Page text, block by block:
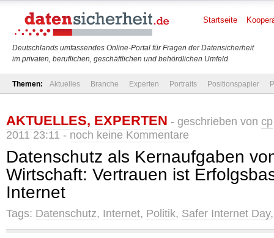
Deutschlands umfassendes Online-Portal für Fragen der Datensicherheit
im privaten, beruflichen, geschäftlichen und behördlichen Umfeld
Startseite
Themen: Aktuelles Branche Experten Portraits Positionspapier
AKTUELLES, EXPERTEN - geschrieben von cp
2011 23:11 - noch keine Kommentare
Datenschutz als Kernaufgaben
Wirtschaft: Vertrauen ist
Internet
Tags: Datenschutz, Internet, Politik, Safer Internet Day